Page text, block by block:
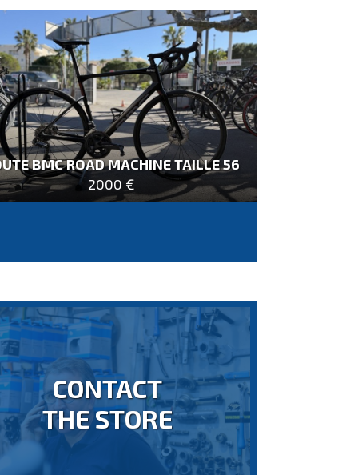
BMC ROAD MACHINE TAILLE 56
2000 €
CONTACT
THE STORE